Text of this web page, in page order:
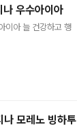
우수아이아
이아 늘 건강하고 행
모레노 빙하투